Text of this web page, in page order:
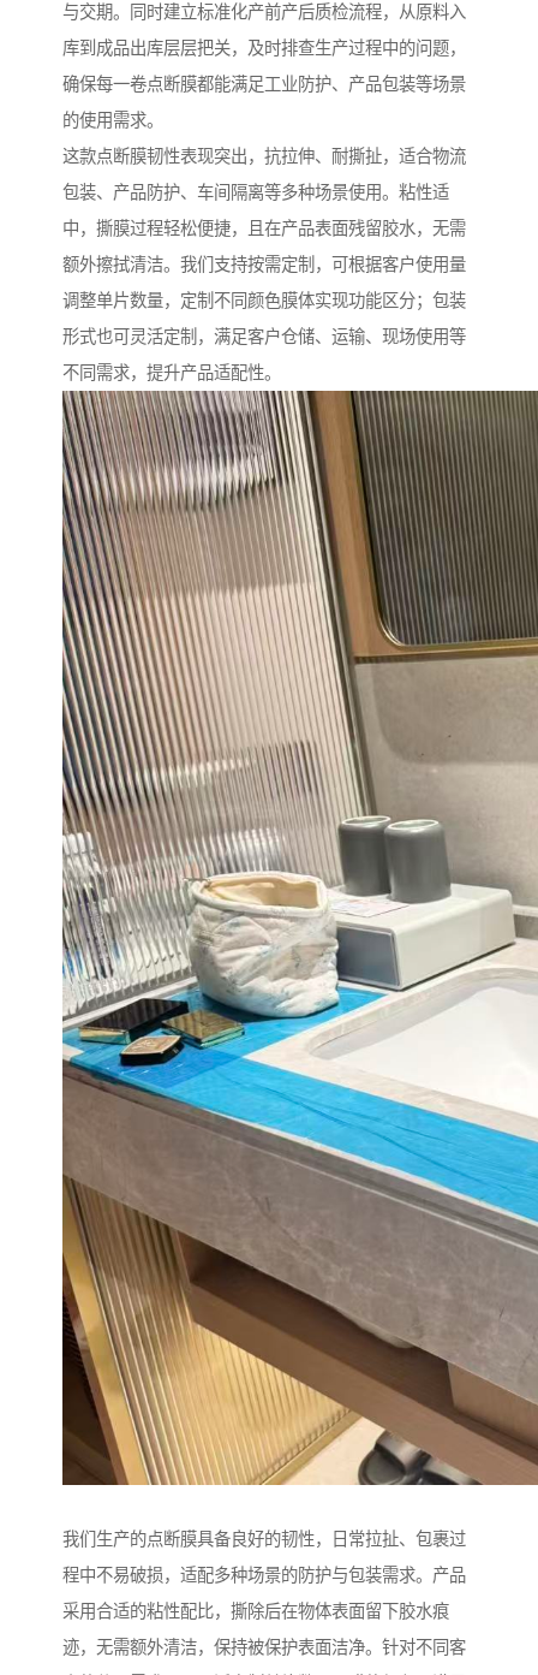
与交期。同时建立标准化产前产后质检流程，从原料入
库到成品出库层层把关，及时排查生产过程中的问题，
确保每一卷点断膜都能满足工业防护、产品包装等场景
的使用需求。
这款点断膜韧性表现突出，抗拉伸、耐撕扯，适合物流
包装、产品防护、车间隔离等多种场景使用。粘性适
中，撕膜过程轻松便捷，且在产品表面残留胶水，无需
额外擦拭清洁。我们支持按需定制，可根据客户使用量
调整单片数量，定制不同颜色膜体实现功能区分；包装
形式也可灵活定制，满足客户仓储、运输、现场使用等
不同需求，提升产品适配性。
我们生产的点断膜具备良好的韧性，日常拉扯、包裹过
程中不易破损，适配多种场景的防护与包装需求。产品
采用合适的粘性配比，撕除后在物体表面留下胶水痕
迹，无需额外清洁，保持被保护表面洁净。针对不同客